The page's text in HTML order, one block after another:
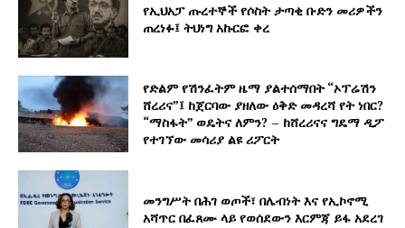
የኢህአፓ ጡረተኞች የሶስት ታጣቂ ቡድን መሪዎችን
ጠረነፉ፤ ትህነግ አኩርፎ ቀረ
የድልም የሽንፈትም ዜማ ያልተሰማበት “ኦፕሬሽን
ሸረሪና”፤ ከጀርባው ያዘለው ዕቅድ መዳረሻ የት ነበር?
“ማስፋት” ወዴትና ለምን? – ከሸረሪናና ግዴማ ዲፖ
የተገኘው መሳሪያ ልዩ ሪፖርት
መንግሥት በሕገ ወጦች፣ በሌብነት እና የኢኮኖሚ
አሻጥር በፈጸሙ ላይ የወሰደውን እርምጃ ይፋ አደረገ